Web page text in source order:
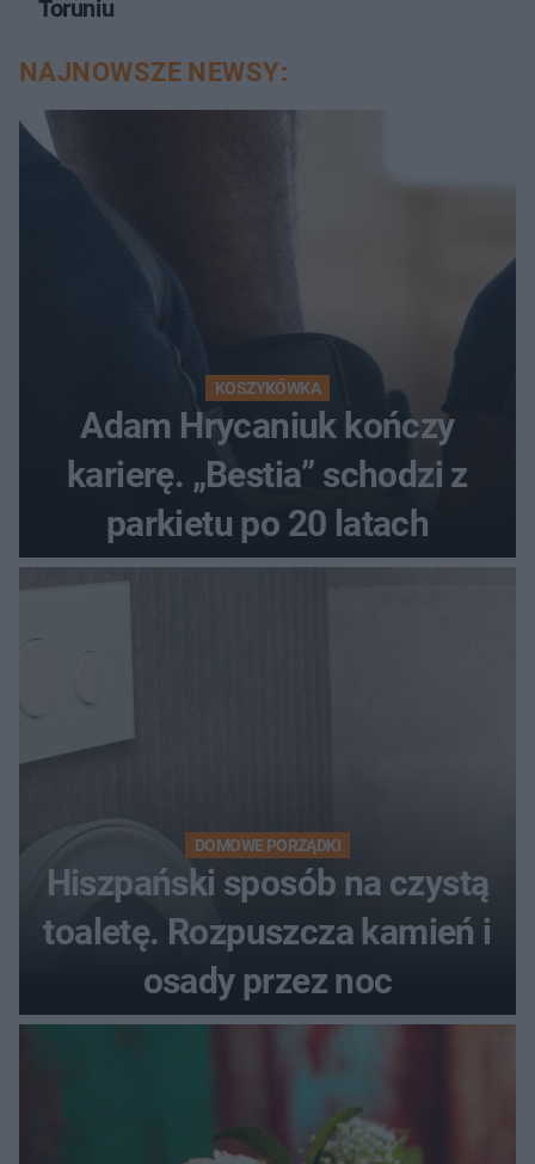
Toruniu
NAJNOWSZE NEWSY:
KOSZYKÓWKA
Adam Hrycaniuk kończy
karierę. „Bestia” schodzi z
parkietu po 20 latach
DOMOWE PORZĄDKI
Hiszpański sposób na czystą
toaletę. Rozpuszcza kamień i
osady przez noc